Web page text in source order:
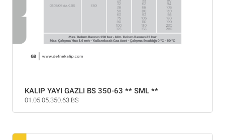
KALIP YAYI GAZLI BS 350-63 ** SML **
01.05.05.350.63.BS